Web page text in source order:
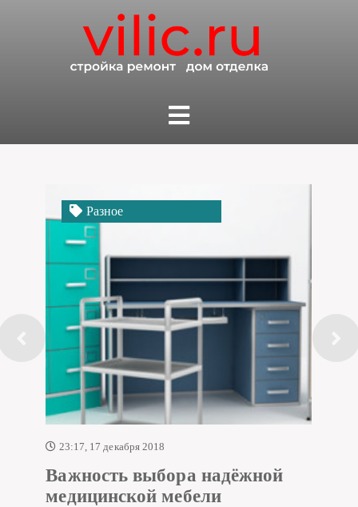
Разное
23:17, 17 декабря 2018
Важность выбора надёжной
медицинской мебели